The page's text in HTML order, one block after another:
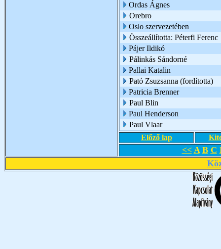
Ordas Ágnes
Orebro
Oslo szervezetében
Összeállította: Péterfi Ferenc
Pájer Ildikó
Pálinkás Sándorné
Pallai Katalin
Pató Zsuzsanna (fordította)
Patricia Brenner
Paul Blin
Paul Henderson
Paul Vlaar
Előző lap
<< A B C